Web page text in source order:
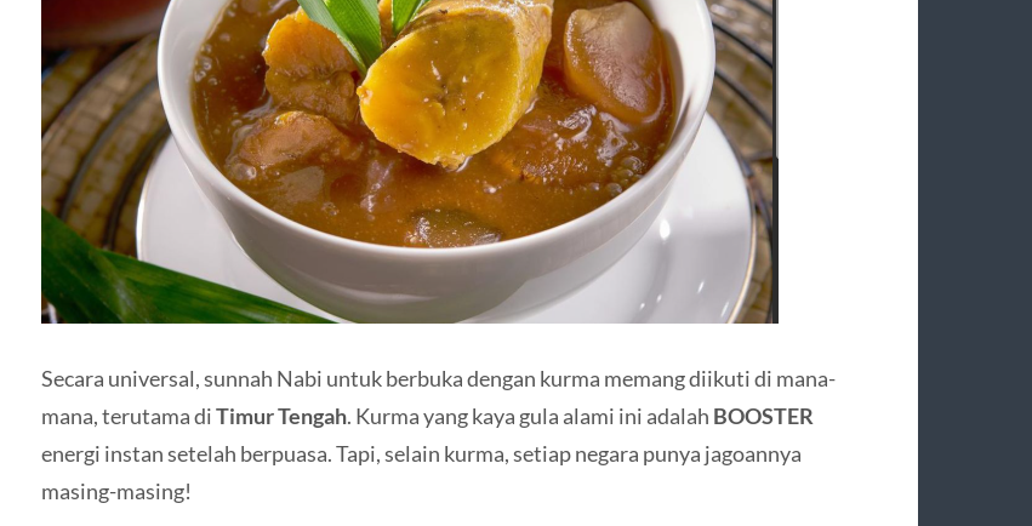
Secara universal, sunnah Nabi untuk berbuka dengan kurma memang diikuti di mana-
mana, terutama diTimur Tengah. Kurma yang kaya gula alami ini adalah BOOSTER
energi instan setelah berpuasa. Tapi, selain kurma, setiap negara punya jagoannya
masing-masing!